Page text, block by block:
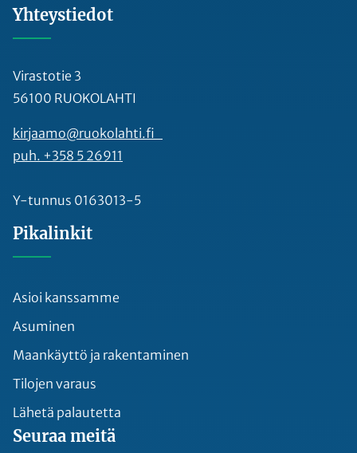
Yhteystiedot
Virastotie 3
56100 RUOKOLAHTI
kirjaamo@ruokolahti.fi
puh. +358 5 26911
Y-tunnus 0163013-5
Pikalinkit
Asioi kanssamme
Asuminen
Maankäyttö ja rakentaminen
Tilojen varaus
Lähetä palautetta
Seuraa meitä